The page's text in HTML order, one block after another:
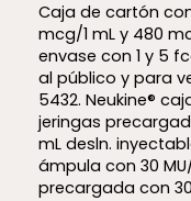
Caja de cartón
mcg/1 mL y 480
envase con 1 y 5
al público y para
5432. Neukine®
jeringas
mL desln.
ámpula con 30
precargada con